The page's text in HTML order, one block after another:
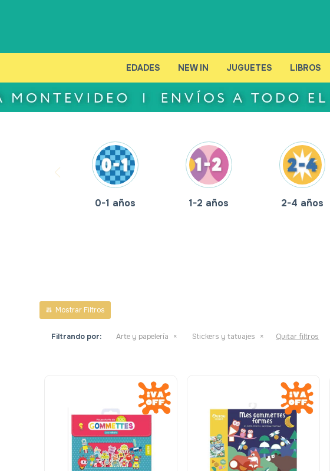
EDADES NEW IN JUGUETES LIBROS
0-1 años 1-2 años 2-4 años
Filtrando por: Arte y papelería Stickers y tatuajes Quitar filtros